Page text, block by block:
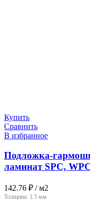
Купить
Сравнить
В избранное
Подложка-
ламинат SPC,
142.76 ₽ / м2
Толщина: 1.5 мм